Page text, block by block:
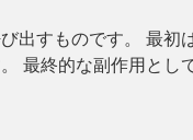
出すものです。 最
最終的な副作用と